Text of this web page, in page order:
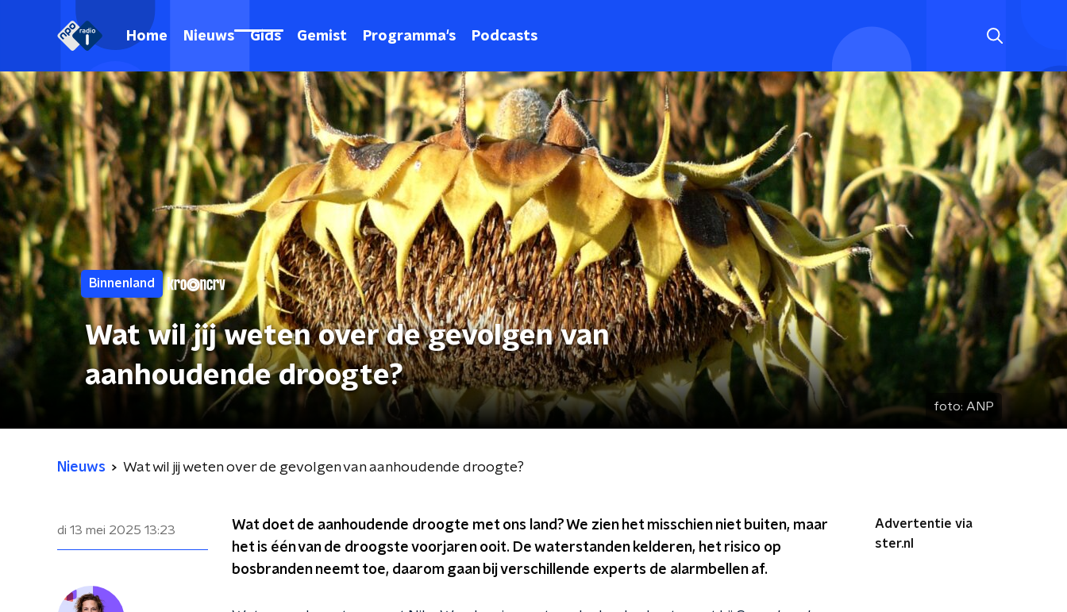
Home Nieuws Gids Gemist Programma's Podcasts
Binnenland
Wat wil jij weten over de gevolgen van
aanhoudende droogte?
foto: ANP
Nieuws Wat wil jij weten over de gevolgen van aanhoudende droogte?
di 13 mei 2025 13:23
Wat doet de aanhoudende droogte met ons land? We zien het misschien niet buiten, maar
het is één van de droogste voorjaren ooit. De waterstanden kelderen, het risico op
bosbranden neemt toe, daarom gaan bij verschillende experts de alarmbellen af.
Advertentie via
ster.nl